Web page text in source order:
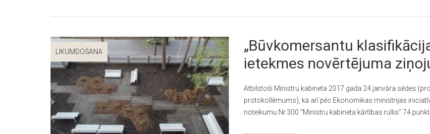
LIKUMDOŠANA
„Būvkomersantu
ietekmes novērtējuma
Atbilstoši Ministru kabineta 2017.gada 24.janvāra sēdes
protokollēmums), kā arī pēc Ekonomikas ministrijas
noteikumu Nr.300 “Ministru kabineta kārtības rullis”